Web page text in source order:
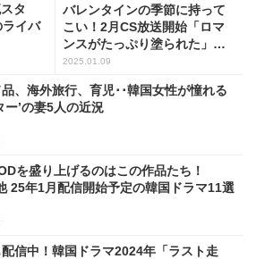
タ
イバ
バレンタインの季節に持って
こい！2月CS放送開始「ロマ
ンスがたっぷり塗られた」韓
ドラ15選
2025.01.09
、海外旅行、育児･･韓国女性が憧れる
ー’の妻5人の近況
を盛り上げるのはこの作品たち！
25年1月配信開始予定の韓国ドラマ11選
配信中！韓国ドラマ2024年「ラスト走